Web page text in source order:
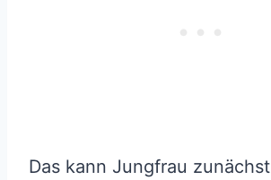
Das kann Jungfrau zunächst